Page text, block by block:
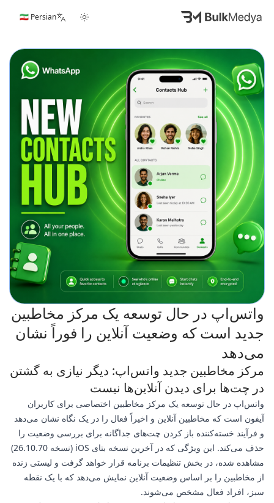
🇮🇷 Persian
واتس‌اپ در حال توسعه یک مرکز مخاطبین
جدید است که وضعیت آنلاین را فوراً نشان
می‌دهد
مرکز مخاطبین جدید واتس‌اپ: دیگر نیازی به گشتن
در چت‌ها برای دیدن آنلاین‌ها نیست
واتس‌اپ در حال توسعه یک مرکز مخاطبین اختصاصی برای کاربران
آیفون است که مخاطبین آنلاین و اخیراً فعال را در یک نگاه نشان می‌دهد
و فرآیند خسته‌کننده باز کردن چت‌های جداگانه برای بررسی وضعیت را
حذف می‌کند. این ویژگی که در آخرین نسخه بتای iOS (نسخه 26.10.70)
مشاهده شده، در بخش تنظیمات برنامه قرار خواهد گرفت و لیستی زنده
از مخاطبین را بر اساس وضعیت آنلاین نمایش می‌دهد که با یک نقطه
سبز، افراد فعال مشخص می‌شوند.